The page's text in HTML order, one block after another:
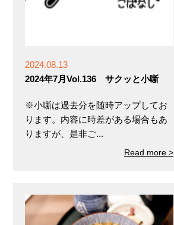
2024.08.13
2024年7月Vol.136 サクッと小噺
※小噺は過去分を随時アップしてお
ります。内容に時差がある場合もあ
りますが、是非ご...
Read more >